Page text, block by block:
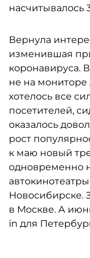
насчитывалось
Вернула
изменившая
коронавируса.
не на
хотелось все
посетителей,
оказалось
рост
к маю новый
одновременно
Новосибирске.
в Москве. А
in для